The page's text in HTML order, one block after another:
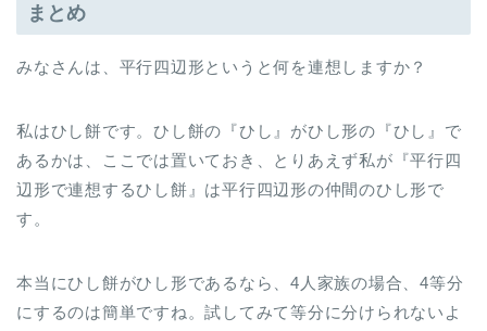
まとめ
みなさんは、平行四辺形というと何を連想しますか？
私はひし餅です。ひし餅の『ひし』がひし形の『ひし』で
あるかは、ここでは置いておき、とりあえず私が『平行四
辺形で連想するひし餅』は平行四辺形の仲間のひし形で
す。
本当にひし餅がひし形であるなら、4人家族の場合、4等分
にするのは簡単ですね。試してみて等分に分けられないよ